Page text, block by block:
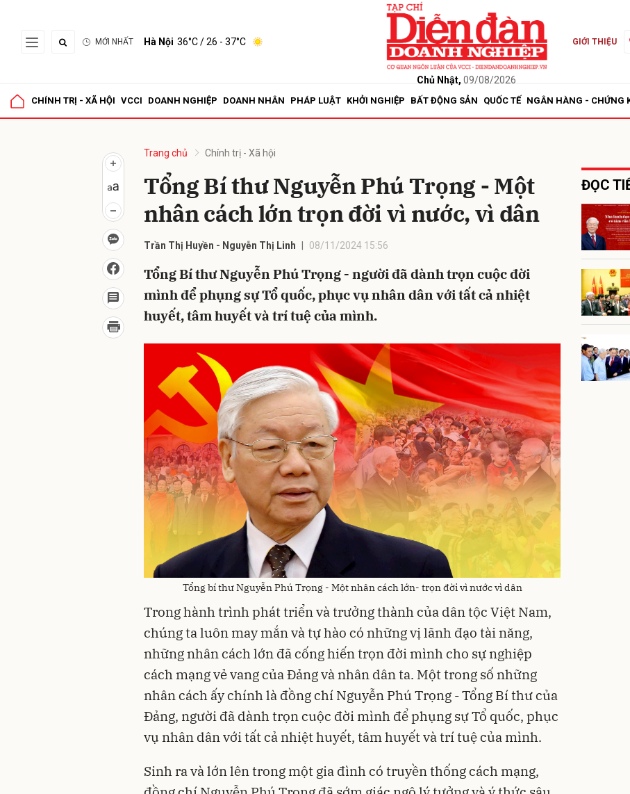
MỚI NHẤT Hà Nội 36°C/ 26 - 37°C
Chủ Nhật, 09/08/2026
GIỚI THIỆU
CHÍNH TRỊ - XÃ HỘI VCCI DOANH NGHIỆP DOANH NHÂN PHÁP LUẬT KHỞI NGHIỆP BẤT ĐỘNG SẢN QUỐC TẾ NGÂN HÀNG - CHỨNG
Trang chủ Chính trị - Xã hội
Tổng Bí thư Nguyễn Phú Trọng - Một
nhân cách lớn trọn đời vì nước, vì dân
Trần Thị Huyền - Nguyễn Thị Linh 08/11/2024 15:56
Tổng Bí thư Nguyễn Phú Trọng - người đã dành trọn cuộc đời
mình để phụng sự Tổ quốc, phục vụ nhân dân với tất cả nhiệt
huyết, tâm huyết và trí tuệ của mình.
Tổng bí thư Nguyễn Phú Trọng - Một nhân cách lớn- trọn đời vì nước vì dân
Trong hành trình phát triển và trưởng thành của dân tộc Việt Nam,
chúng ta luôn may mắn và tự hào có những vị lãnh đạo tài năng,
những nhân cách lớn đã cống hiến trọn đời mình cho sự nghiệp
cách mạng vẻ vang của Đảng và nhân dân ta. Một trong số những
nhân cách ấy chính là đồng chí Nguyễn Phú Trọng - Tổng Bí thư của
Đảng, người đã dành trọn cuộc đời mình để phụng sự Tổ quốc, phục
vụ nhân dân với tất cả nhiệt huyết, tâm huyết và trí tuệ của mình.
Sinh ra và lớn lên trong một gia đình có truyền thống cách mạng,
ĐỌC